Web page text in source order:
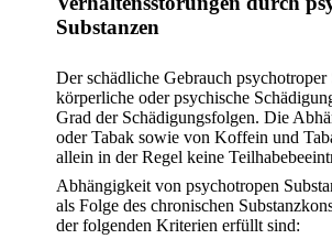
Substanzen
Der schädliche Gebrauch psychotroper
körperliche oder psychische
Grad der Schädigungsfolgen. Die
oder Tabak sowie von Koffein und
allein in der Regel keine
Abhängigkeit von psychotropen
als Folge des chronischen
der folgenden Kriterien erfüllt sind: